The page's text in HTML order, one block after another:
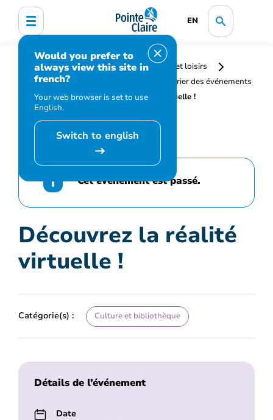
EN
Would you prefer to
always view this site in
french?
Your web browser is set to use
English.
Switch to english
Accueil
Bibliothèque, culture, sports et loisirs
Programmation et inscription
Calendrier des événements
et activités
Découvrez la réalité virtuelle !
Cet événement est passé.
Découvrez la réalité
virtuelle !
Catégorie(s) : Culture et bibliothèque
Détails de l’événement
Date